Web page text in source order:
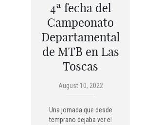
4ª fecha del
Campeonato
Departamental
de MTB en Las
Toscas
August 10, 2022
Una jornada que desde
temprano dejaba ver el